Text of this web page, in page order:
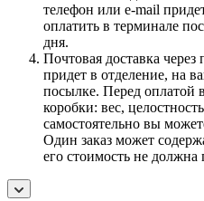
телефон или e-mail
оплатить в терминале
дня.
Почтовая доставка через
придет в отделение, на
посылке. Перед оплатой
коробки: вес,
самостоятельно вы
Один заказ может
его стоимость не